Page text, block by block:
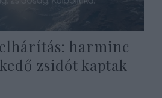
harminc
zsidót kaptak